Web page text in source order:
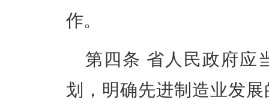
作。
第四条 省人民政府应
划，明确先进制造业发